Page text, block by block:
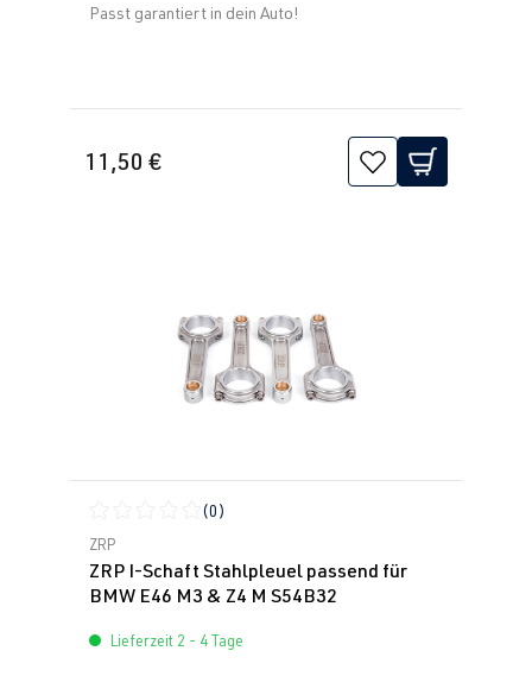
Passt garantiert in dein Auto!
11,50 €
Durchschnittliche Bewertung von 0 von 5 Sternen
(0)
ZRP
ZRP I-Schaft Stahlpleuel passend für
BMW E46 M3 & Z4 M S54B32
Lieferzeit 2 - 4 Tage